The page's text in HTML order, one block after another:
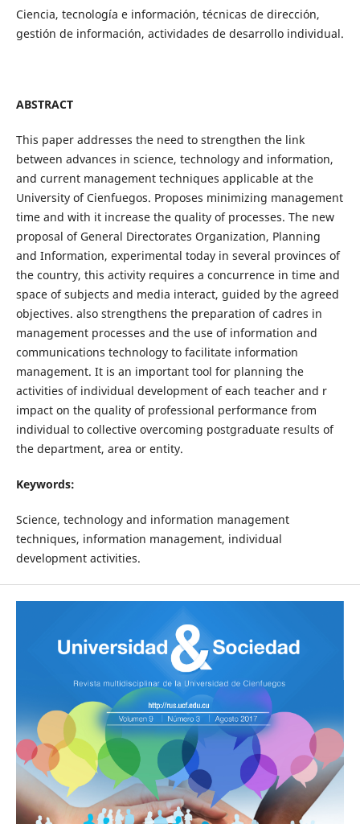
Ciencia, tecnología e información, técnicas de dirección,
gestión de información, actividades de desarrollo individual.
ABSTRACT
This paper addresses the need to strengthen the link
between advances in science, technology and information,
and current management techniques applicable at the
University of Cienfuegos. Proposes minimizing management
time and with it increase the quality of processes. The new
proposal of General Directorates Organization, Planning
and Information, experimental today in several provinces of
the country, this activity requires a concurrence in time and
space of subjects and media interact, guided by the agreed
objectives. also strengthens the preparation of cadres in
management processes and the use of information and
communications technology to facilitate information
management. It is an important tool for planning the
activities of individual development of each teacher and r
impact on the quality of professional performance from
individual to collective overcoming postgraduate results of
the department, area or entity.
Keywords:
Science, technology and information management
techniques, information management, individual
development activities.